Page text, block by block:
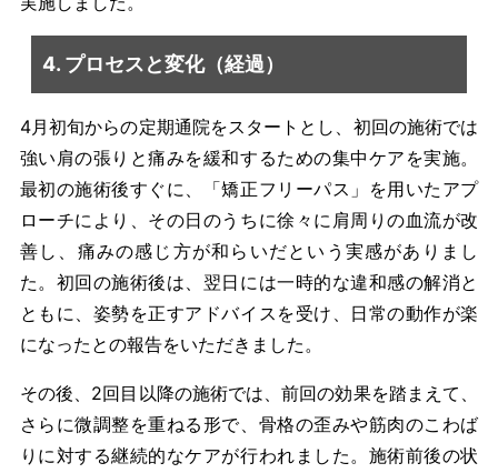
4. プロセスと変化（経過）
4月初旬からの定期通院をスタートとし、初回の施術では
強い肩の張りと痛みを緩和するための集中ケアを実施。
最初の施術後すぐに、「矯正フリーパス」を用いたアプ
ローチにより、その日のうちに徐々に肩周りの血流が改
善し、痛みの感じ方が和らいだという実感がありまし
た。初回の施術後は、翌日には一時的な違和感の解消と
ともに、姿勢を正すアドバイスを受け、日常の動作が楽
になったとの報告をいただきました。
その後、2回目以降の施術では、前回の効果を踏まえて、
さらに微調整を重ねる形で、骨格の歪みや筋肉のこわば
りに対する継続的なケアが行われました。施術前後の状